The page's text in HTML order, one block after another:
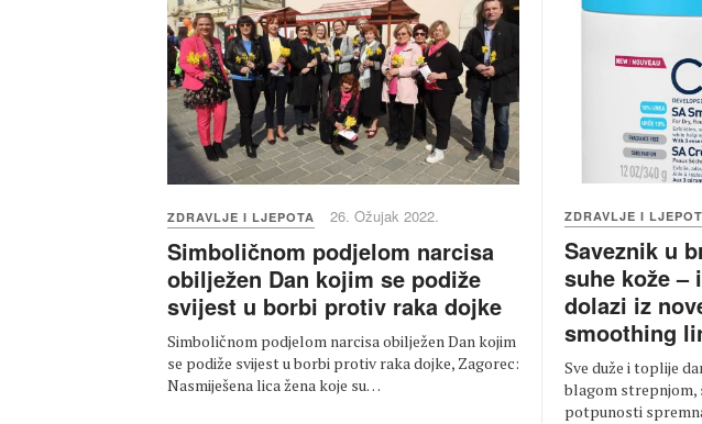
ZDRAVLJE I LJEPOTA 26. Ožujak 2022.
Simboličnom podjelom narcisa
obilježen Dan kojim se podiže
svijest u borbi protiv raka dojke
Simboličnom podjelom narcisa obilježen Dan kojim
se podiže svijest u borbi protiv raka dojke, Zagorec:
Nasmiješena lica žena koje su…
ZDRAVLJE I
Saveznik u
suhe kože –
dolazi iz
smoothing
Sve duže i toplije
blagom strepnjom,
potpunosti